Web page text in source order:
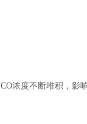
浓度不断堆积，